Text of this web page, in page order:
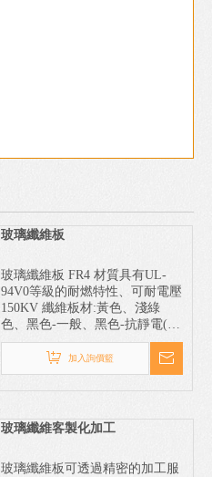
玻璃纖維板
玻璃纖維板 FR4 材質具有UL-
94V0等級的耐燃特性、可耐電壓
150KV 纖維板材:黃色、淺綠
色、黑色-一般、黑色-抗靜電(皆
另詢)含有「玻璃」，但實際上
是一種纖維強化塑膠（FRP），
是以高分子量的環氧樹脂或不飽
和聚酯樹脂為基質，鋁硼矽酸鹽
加入詢價籃
玻璃纖維客製化加工
玻璃纖維板可透過精密的加工服